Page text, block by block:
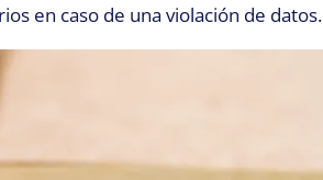
en caso de una violación de datos.